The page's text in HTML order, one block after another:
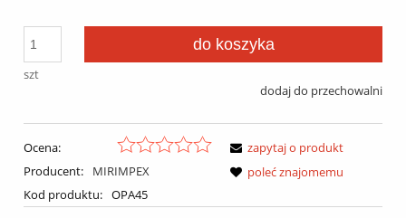
szt
do koszyka
dodaj do przechowalni
Ocena:
Producent:
MIRIMPEX
Kod produktu: OPA45
zapytaj o produkt
poleć znajomemu